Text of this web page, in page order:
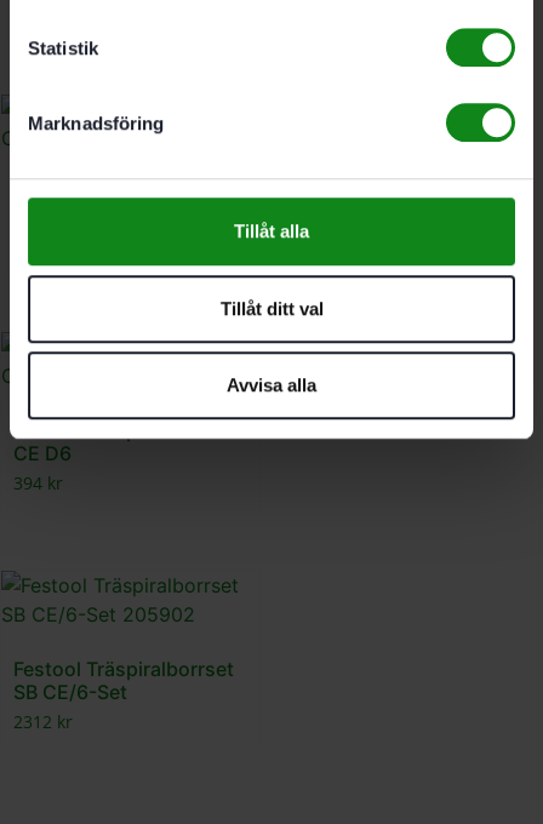
Statistik
Marknadsföring
Tillåt alla
Tillåt ditt val
Avvisa alla
Festool Träspiralborr SB
Festool Träspiralborr SB
CE D6
394 kr
Festool Träspiralborrset
SB CE/6-Set
2312 kr